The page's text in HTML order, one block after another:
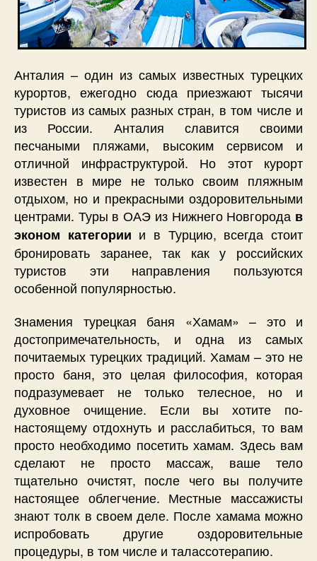
Анталия – один из самых известных турецких
курортов, ежегодно сюда приезжают тысячи
туристов из самых разных стран, в том числе и
из России. Анталия славится своими
песчаными пляжами, высоким сервисом и
отличной инфраструктурой. Но этот курорт
известен в мире не только своим пляжным
отдыхом, но и прекрасными оздоровительными
центрами. Туры в ОАЭ из Нижнего Новгорода в
эконом категории и в Турцию, всегда стоит
бронировать заранее, так как у российских
туристов эти направления пользуются
особенной популярностью.
Знамения турецкая баня «Хамам» – это и
достопримечательность, и одна из самых
почитаемых турецких традиций. Хамам – это не
просто баня, это целая философия, которая
подразумевает не только телесное, но и
духовное очищение. Если вы хотите по-
настоящему отдохнуть и расслабиться, то вам
просто необходимо посетить хамам. Здесь вам
сделают не просто массаж, ваше тело
тщательно очистят, после чего вы получите
настоящее облегчение. Местные массажисты
знают толк в своем деле. После хамама можно
испробовать другие оздоровительные
процедуры, в том числе и талассотерапию.